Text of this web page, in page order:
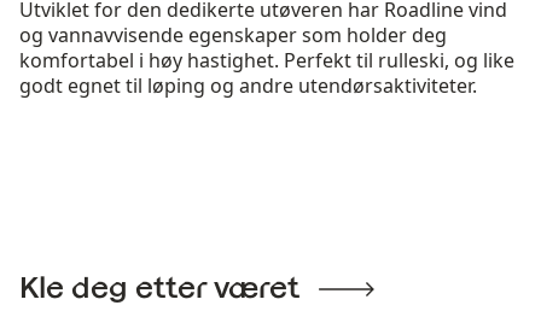
Utviklet for den dedikerte utøveren har Roadline vind
og vannavvisende egenskaper som holder deg
komfortabel i høy hastighet. Perfekt til rulleski, og like
godt egnet til løping og andre utendørsaktiviteter.
Kle deg etter været